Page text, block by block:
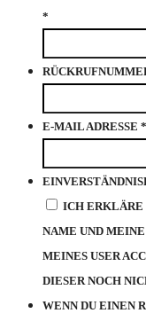
*
E-MAIL ADRESSE *
ICH ERKLÄRE
NAME UND
MEINES USER
DIESER NOCH
WENN DU EINEN